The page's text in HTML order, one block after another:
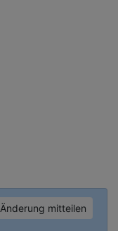
Änderung mitteilen